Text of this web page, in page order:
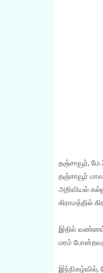
தஞ்சாவூர்,
தஞ்சாவூர்
அறிவியல்
கிராமத்தில்
இதில்
மரம்